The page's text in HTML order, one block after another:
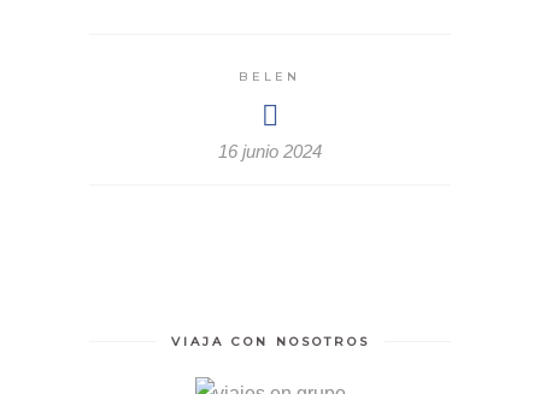
BELEN
16 junio 2024
VIAJA CON NOSOTROS